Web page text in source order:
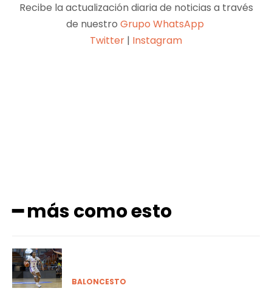
Recibe la actualización diaria de noticias a través
de nuestro Grupo WhatsApp
Twitter | Instagram
━ más como esto
BALONCESTO